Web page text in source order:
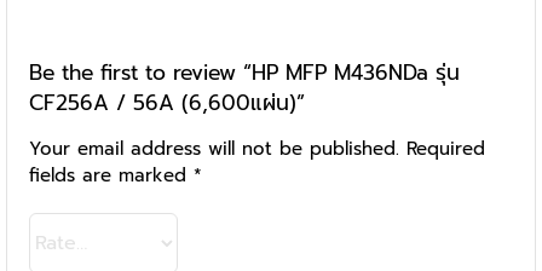
Be the first to review “HP MFP M436NDa รุ่น
CF256A / 56A (6,600แผ่น)”
Your email address will not be published. Required
fields are marked *